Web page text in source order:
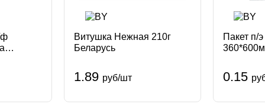
ф
Витушка Нежная 210г
Беларусь
1.89 руб/шт
Пакет п/
0.15